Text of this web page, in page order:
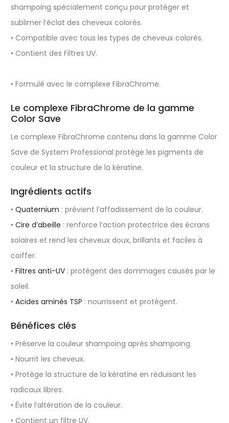
shampoing spécialement conçu pour protéger et
sublimer l’éclat des cheveux colorés.
• Compatible avec tous les types de cheveux colorés.
• Contient des Filtres UV.
• Formulé avec le complexe FibraChrome.
Le complexe FibraChrome de la gamme
Color Save
Le complexe FibraChrome contenu dans la gamme Color
Save de System Professional protège les pigments de
couleur et la structure de la kératine.
Ingrédients actifs
• Quaternium : prévient l’affadissement de la couleur.
• Cire d’abeille : renforce l’action protectrice des écrans
solaires et rend les cheveux doux, brillants et faciles à
coiffer.
• Filtres anti-UV : protègent des dommages causés par le
soleil.
• Acides aminés TSP : nourrissent et protègent.
Bénéfices clés
• Préserve la couleur shampoing après shampoing.
• Nourrit les cheveux.
• Protège la structure de la kératine en réduisant les
radicaux libres.
• Évite l’altération de la couleur.
• Contient un filtre UV.